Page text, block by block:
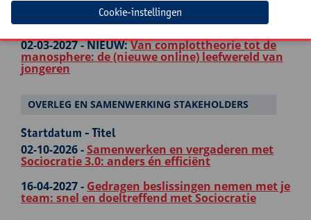
Futiliteitsidee bij jongeren: wat kan
je doen als leerkracht om dit te doorbreken?
02-03-2027 -NIEUW:Van complottheorie tot de
manosphere: de (nieuwe online) leefwereld van
jongeren
OVERLEG EN SAMENWERKING STAKEHOLDERS
Startdatum - Titel
02-10-2026 -Samenwerken en vergaderen met
Sociocratie 3.0: anders én efficiënt
16-04-2027 - Gedragen beslissingen nemen met je
team: snel en doeltreffend met Sociocratie
Cookie-instellingen